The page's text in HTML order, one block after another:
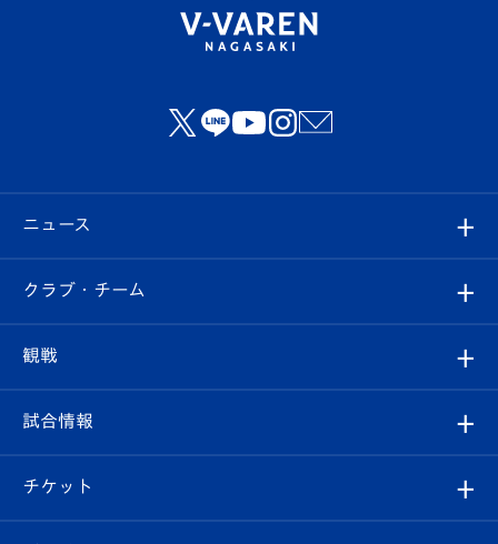
ニュース
すべて
クラブ
試合情報
クラブ・チーム
クラブ概要
エンブレム紹介
観戦
観戦ルール
はじめての観戦ガイド
試合情報
試合日程/結果
チケット